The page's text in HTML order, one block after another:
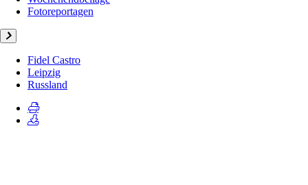
Fotoreportagen
Fidel Castro
Leipzig
Russland